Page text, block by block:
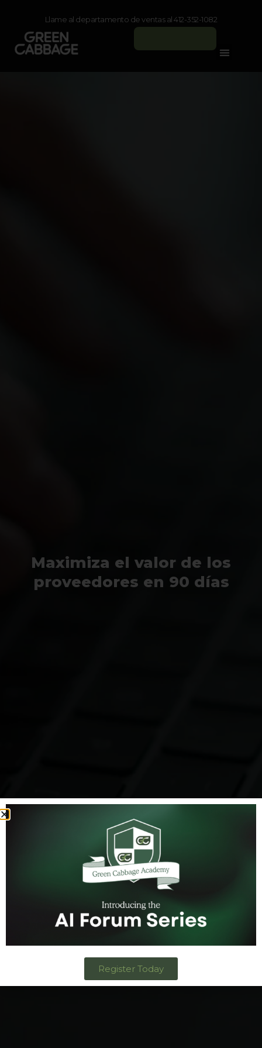
Llame al departamento de ventas al 412-352-1082
Maximiza el valor de los
proveedores en 90 días
Register Today